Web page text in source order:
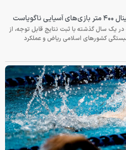
یک سال گذشته با ثبت نتایج قابل توجه، از
کشورهای اسلامی ریاض و عملکرد